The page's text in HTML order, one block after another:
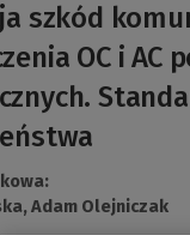
szkód
OC i AC
Adam Olejniczak